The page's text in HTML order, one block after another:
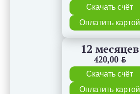
Скачать счёт
Оплатить картой
12 месяцев
420,00 BYN
Скачать счёт
Оплатить картой